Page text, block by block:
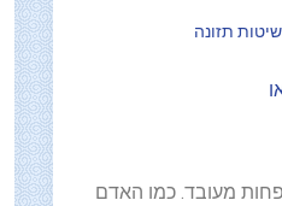
שיטות תזונה
מעובד. כמו האדם